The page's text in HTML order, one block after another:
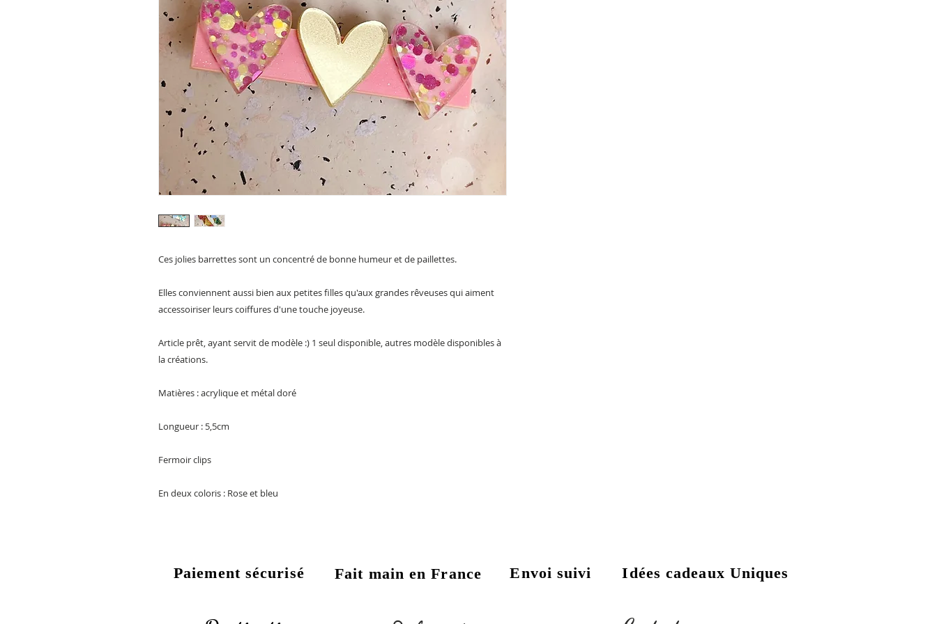
Ces jolies barrettes sont un concentré de bonne humeur et de paillettes.
Elles conviennent aussi bien aux petites filles qu'aux grandes rêveuses qui aiment
accessoiriser leurs coiffures d'une touche joyeuse.
Article prêt, ayant servit de modèle :) 1 seul disponible, autres modèle disponibles à
la créations.
Matières : acrylique et métal doré
Longueur : 5,5cm
Fermoir clips
En deux coloris : Rose et bleu
Paiement sécurisé Fait main en France Envoi suivi Idées cadeaux Uniques